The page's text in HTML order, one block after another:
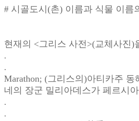
# 시골도시(촌) 이름과 식물 이름
현재의 <그리스 사전>(교체사진)
.
.
Marathon; (그리스의)아티카주
네의 장군 밀리아데스가 페르시
.
.